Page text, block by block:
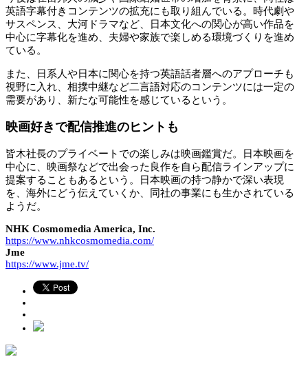
英語字幕付きコンテンツの拡充にも取り組んでいる。時代劇や
サスペンス、大河ドラマなど、日本文化への関心が高い作品を
中心に字幕化を進め、夫婦や家族で楽しめる環境づくりを進め
ている。
また、日系人や日本に関心を持つ英語話者層へのアプローチも
視野に入れ、相撲中継など二言語対応のコンテンツには一定の
需要があり、新たな可能性を感じているという。
映画好きで配信推進のヒントも
皆木社長のプライベートでの楽しみは映画鑑賞だ。日本映画を
中心に、映画祭などで出会った良作を自ら配信ラインアップに
提案することもあるという。日本映画の持つ静かで深い表現
を、海外にどう伝えていくか、同社の事業にも生かされている
ようだ。
NHK Cosmomedia America, Inc.
https://www.nhkcosmomedia.com/
Jme
https://www.jme.tv/